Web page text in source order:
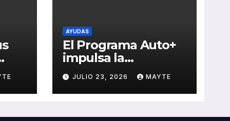
AYUDAS
El Programa Auto+
impulsa la
renovación de flotas
con ayudas a
vehículos eléctricos
JULIO 23, 2026 MAYTE